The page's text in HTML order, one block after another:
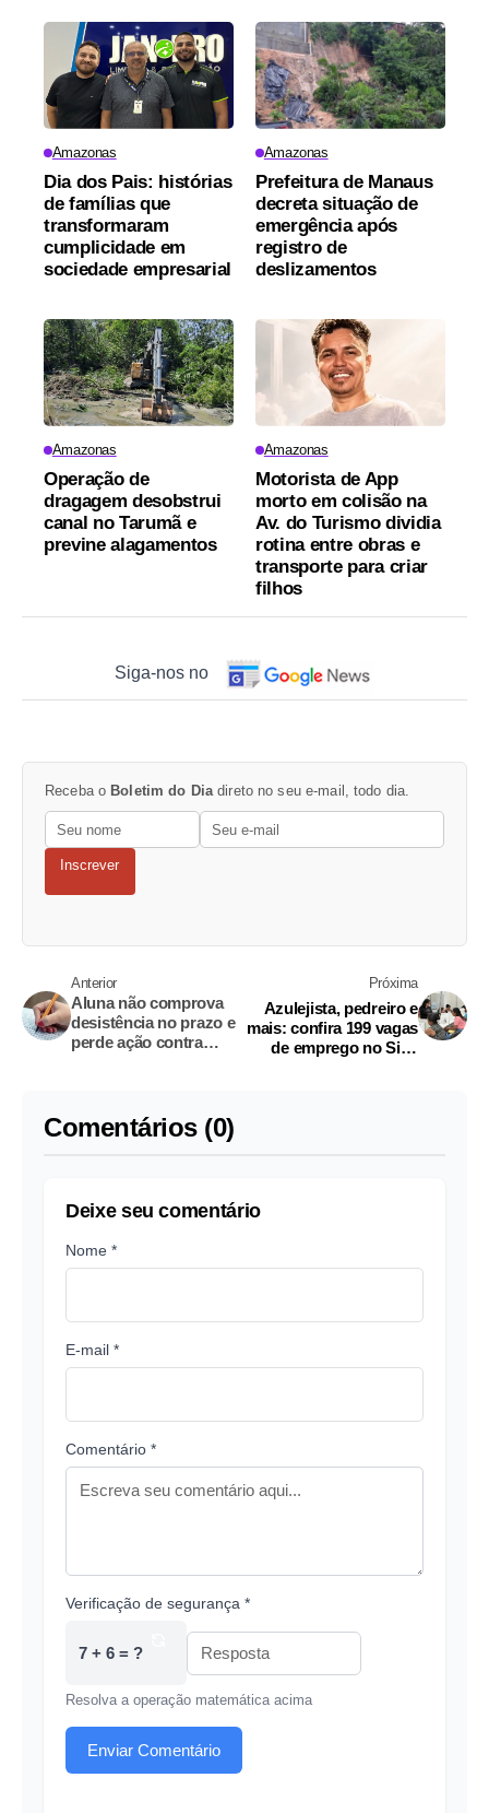
Amazonas
Dia dos Pais: histórias
de famílias que
transformaram
cumplicidade em
sociedade empresarial
Amazonas
Prefeitura de Manaus
decreta situação de
emergência após
registro de
deslizamentos
Amazonas
Operação de
dragagem desobstrui
canal no Tarumã e
previne alagamentos
Amazonas
Motorista de App
morto em colisão na
Av. do Turismo dividia
rotina entre obras e
transporte para criar
filhos
Siga-nos no
Receba o Boletim do Dia direto no seu e-mail, todo dia.
Inscrever
Anterior
Aluna não comprova
desistência no prazo e
perde ação contra
Próxima
Azulejista, pedreiro e
mais: confira 199 vagas
de emprego no Sine
Comentários (0)
Deixe seu comentário
Nome *
E-mail *
Comentário *
Verificação de segurança *
7 + 6 = ?
Resolva a operação matemática acima
Enviar Comentário